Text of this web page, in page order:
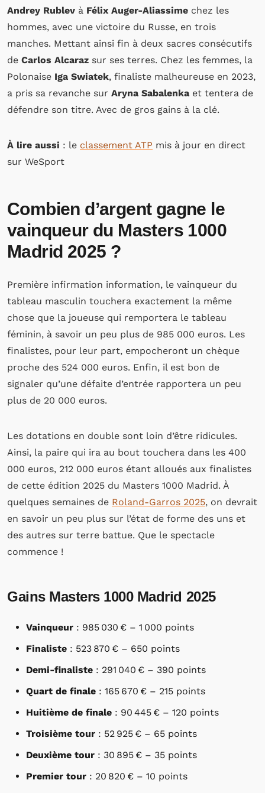
Andrey Rublev à Félix Auger-Aliassime chez les
hommes, avec une victoire du Russe, en trois
manches. Mettant ainsi fin à deux sacres consécutifs
de Carlos Alcaraz sur ses terres. Chez les femmes, la
Polonaise Iga Swiatek, finaliste malheureuse en 2023,
a pris sa revanche sur Aryna Sabalenka et tentera de
défendre son titre. Avec de gros gains à la clé.
À lire aussi : le classement ATP mis à jour en direct
sur WeSport
Combien d’argent gagne le
vainqueur du Masters 1000
Madrid 2025 ?
Première infirmation information, le vainqueur du
tableau masculin touchera exactement la même
chose que la joueuse qui remportera le tableau
féminin, à savoir un peu plus de 985 000 euros. Les
finalistes, pour leur part, empocheront un chèque
proche des 524 000 euros. Enfin, il est bon de
signaler qu’une défaite d’entrée rapportera un peu
plus de 20 000 euros.
Les dotations en double sont loin d’être ridicules.
Ainsi, la paire qui ira au bout touchera dans les 400
000 euros, 212 000 euros étant alloués aux finalistes
de cette édition 2025 du Masters 1000 Madrid. À
quelques semaines de Roland-Garros 2025, on devrait
en savoir un peu plus sur l’état de forme des uns et
des autres sur terre battue. Que le spectacle
commence !
Gains Masters 1000 Madrid 2025
Vainqueur : 985 030 € – 1 000 points
Finaliste : 523 870 € – 650 points
Demi-finaliste : 291 040 € – 390 points
Quart de finale : 165 670 € – 215 points
Huitième de finale : 90 445 € – 120 points
Troisième tour : 52 925 € – 65 points
Deuxième tour : 30 895 € – 35 points
Premier tour : 20 820 € – 10 points